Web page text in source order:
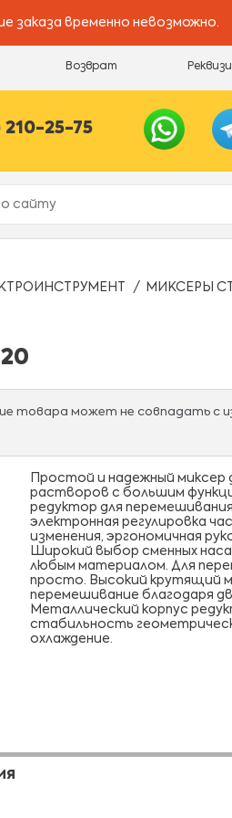
заказа временно невозможно.
Возврат
210-25-75
МИКСЕРЫ
товара может не совпадать с
Простой и надежный миксер
растворов с большим
редуктор для
электронная регулировка
изменения, эргономичная
Широкий выбор сменных
любым материалом. Для
просто. Высокий крутящий
перемешивание благодаря
Металлический корпус
стабильность
охлаждение.